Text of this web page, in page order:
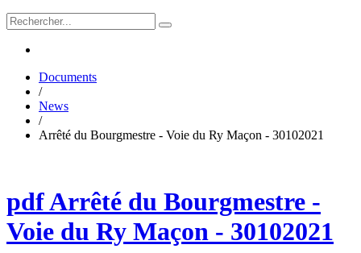
Documents
/
News
/
Arrêté du Bourgmestre - Voie du Ry Maçon - 30102021
pdfArrêté du Bourgmestre -
Voie du Ry Maçon - 30102021